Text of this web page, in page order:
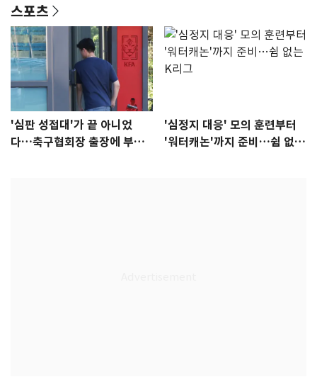
스포츠
'심판 성접대'가 끝 아니었
다…축구협회장 출장에 부인
'심정지 대응' 모의 훈련부터
'워터캐논'까지 준비…쉼 없는